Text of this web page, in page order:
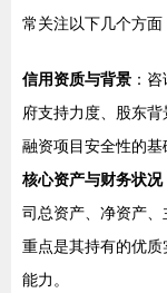
常关注以下几个方面
信用资质与背景 ：
府支持力度、股东
融资项目安全性的基
核心资产与财务状况
司总资产、净资产、
重点是其持有的优
能力。